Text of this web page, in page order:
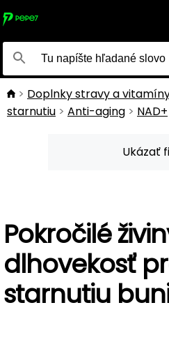
Doplnky stravy a
starnutiu
Anti-aging NAD+
Ukázať
Pokročilé
dlhovekosť
starnutiu